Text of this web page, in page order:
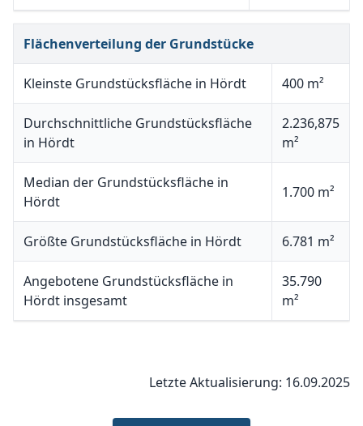
Flächenverteilung der Grundstücke
Kleinste Grundstücksfläche in Hördt 400 m²
Durchschnittliche Grundstücksfläche
in Hördt
2.236,875
m²
Median der Grundstücksfläche in
Hördt
1.700 m²
Größte Grundstücksfläche in Hördt 6.781 m²
Angebotene Grundstücksfläche in
Hördt insgesamt
35.790
m²
Letzte Aktualisierung: 16.09.2025